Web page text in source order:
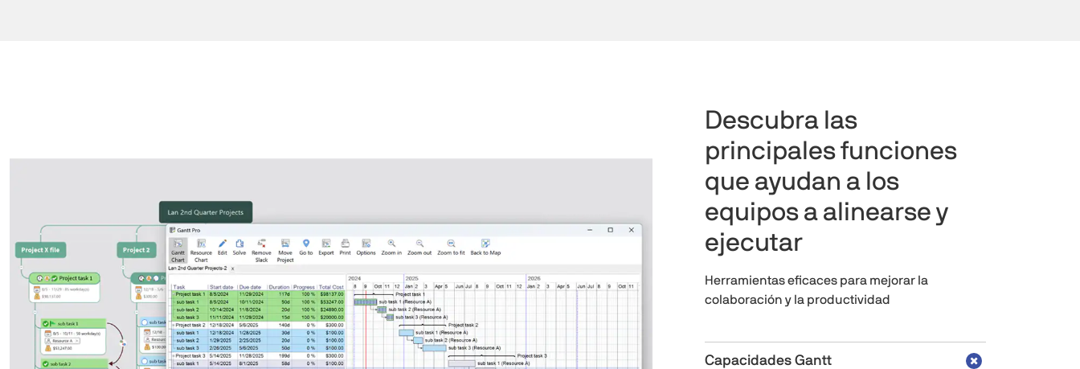
Descubra las
principales funciones
que ayudan a los
equipos a alinearse y
ejecutar
Herramientas eficaces para mejorar la
colaboración y la productividad
Capacidades Gantt